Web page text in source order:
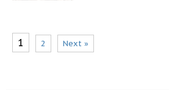
1 2 Next »